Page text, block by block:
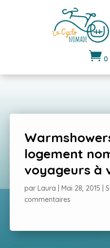
 0
logement
voyageurs à
par Laura Mai 28, 2015
commentaires